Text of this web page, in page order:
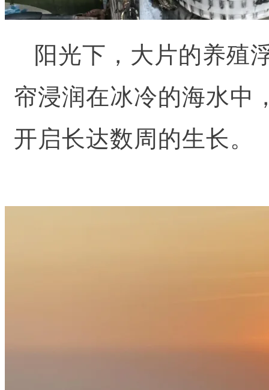
阳光下，大片的养殖
帘浸润在冰冷的海水中
开启长达数周的生长。